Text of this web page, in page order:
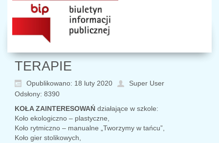
TERAPIE
Opublikowano: 18 luty 2020
Super User
Odsłony: 8390
KOŁA ZAINTERESOWAŃ działające w szkole:
Koło ekologiczno – plastyczne,
Koło rytmiczno – manualne „Tworzymy w tańcu”,
Koło gier stolikowych,